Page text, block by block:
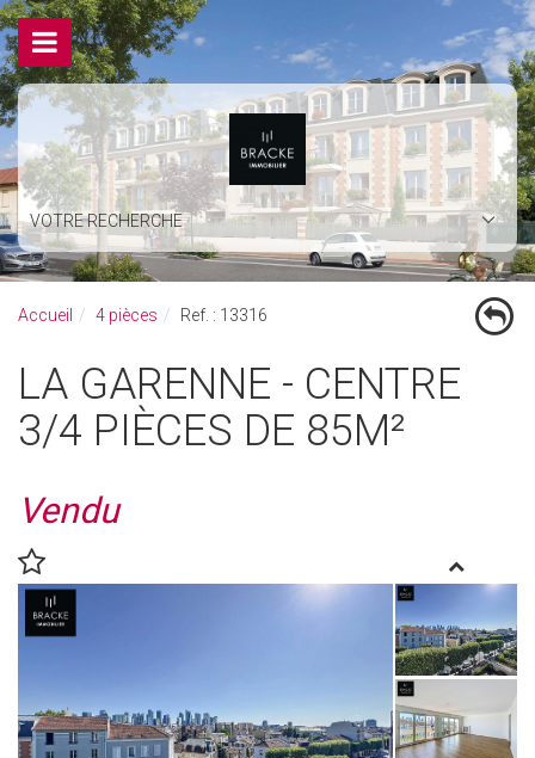
VOTRE RECHERCHE
Accueil 4 pièces Ref. : 13316
LA GARENNE - CENTRE
3/4 PIÈCES DE 85M²
Vendu